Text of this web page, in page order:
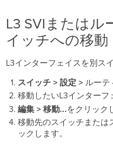
L3 SVIまたはル
イッチへの移動
L3インターフェイスを別ス
スイッチ > 設定 > ルーテ
移動したいL3インターフ
編集 > 移動...をクリック
移動先のスイッチまたは
ックします。